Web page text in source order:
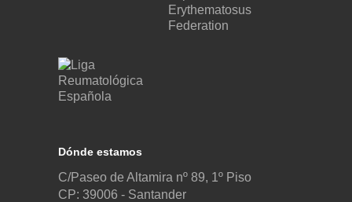
Dónde estamos
C/Paseo de Altamira nº 89, 1º Piso
CP: 39006 - Santander